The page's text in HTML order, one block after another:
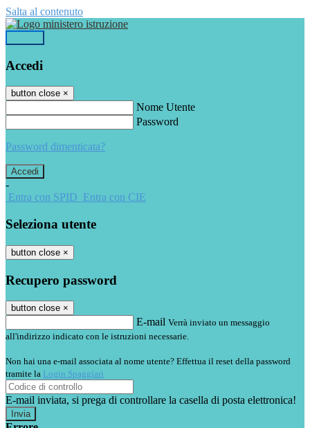
Salta al contenuto
Accedi
button close ×
Nome Utente
Password
Password dimenticata?
-
Entra con SPID Entra con CIE
Seleziona utente
button close ×
Recupero password
button close ×
E-mail Verrà inviato un messaggio
all'indirizzo indicato con le istruzioni necessarie.
Non hai una e-mail associata al nome utente? Effettua il reset della password
tramite la Login Spaggiari
E-mail inviata, si prega di controllare la casella di posta elettronica!